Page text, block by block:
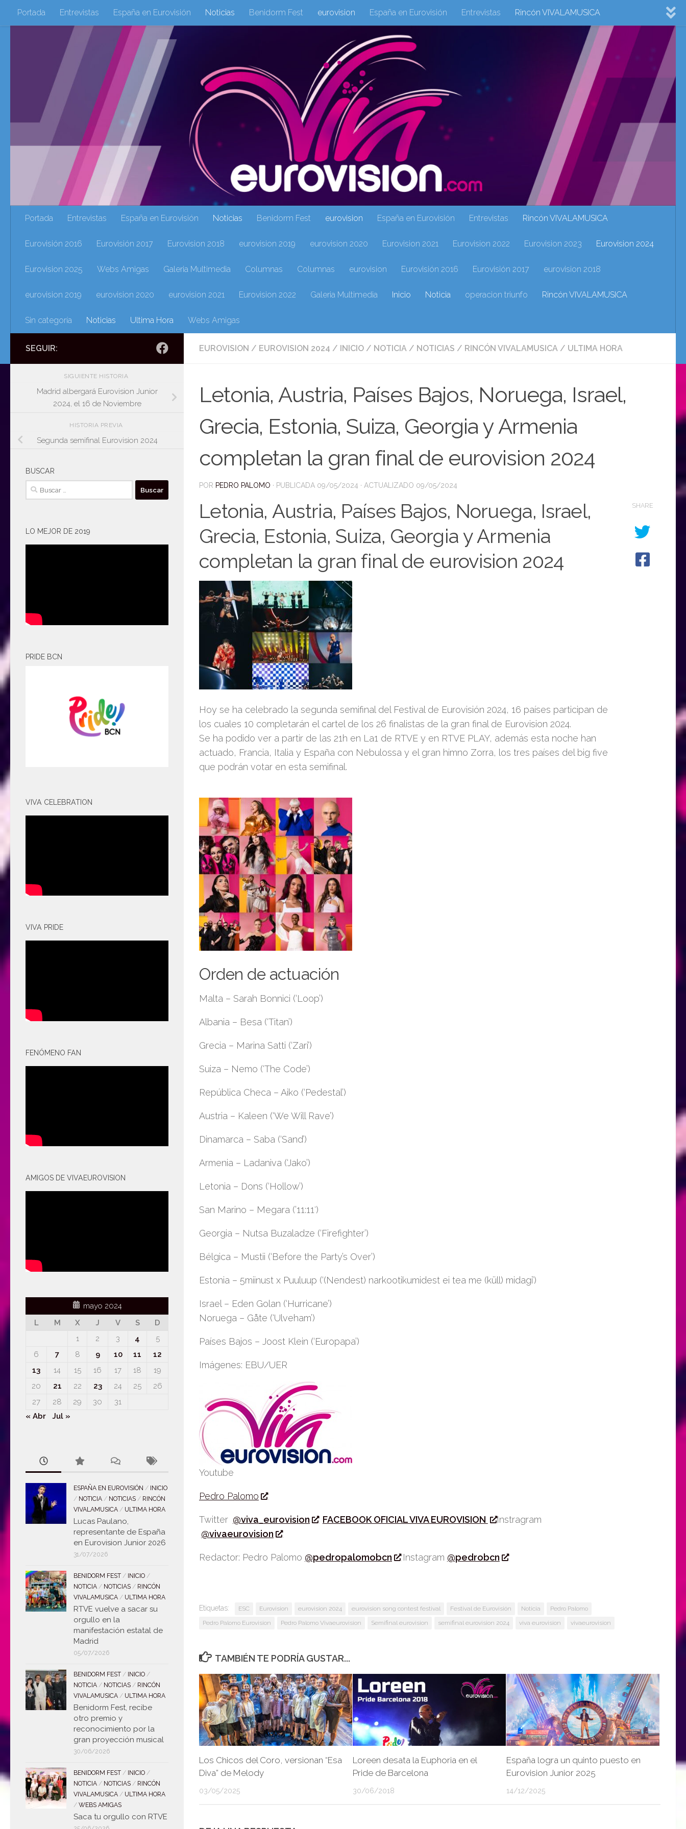
Saltar al contenido
Portada Entrevistas España en Eurovisión Noticias Benidorm Fest eurovision España en Eurovisión Entrevistas Rincón VIVALAMUSICA
Eurovisión 2016 Eurovisión 2017 Eurovision 2018 eurovision 2020 Eurovision 2021 Eurovision 2024
Eurovision 2025 Webs Amigas Galeria Multimedia Columnas Columnas eurovision Eurovisión 2016 eurovision 2018 eurovision 2019
eurovision 2020 eurovision 2021 Eurovision 2022 Galeria Multimedia Inicio Noticia operacion triunfo Rincón VIVALAMUSICA Sin categoría Noticias
Ultima Hora Webs Amigas
Portada Entrevistas España en Eurovisión Noticias Benidorm Fest eurovision España en Eurovisión Entrevistas Rincón VIVALAMUSICA
Eurovisión 2016 Eurovisión 2017 Eurovision 2018 eurovision 2019 eurovision 2020 Eurovision 2021 Eurovision 2022 Eurovision 2023 Eurovision 2024
Eurovision 2025 Webs Amigas Galeria Multimedia Columnas Columnas eurovision Eurovisión 2016 Eurovisión 2017 eurovision 2018
eurovision 2019 eurovision 2020 eurovision 2021 Eurovision 2022 Galeria Multimedia Inicio Noticia operacion triunfo Rincón VIVALAMUSICA
Sin categoría Noticias Ultima Hora Webs Amigas
EUROVISION / EUROVISION 2024 / INICIO / NOTICIA / NOTICIAS / RINCÓN VIVALAMUSICA / ULTIMA HORA
Letonia, Austria, Países Bajos, Noruega, Israel,
Grecia, Estonia, Suiza, Georgia y Armenia
completan la gran final de eurovision 2024
POR PEDRO PALOMO · PUBLICADA 09/05/2024 · ACTUALIZADO 09/05/2024
Letonia, Austria, Países Bajos, Noruega, Israel,
Grecia, Estonia, Suiza, Georgia y Armenia
completan la gran final de eurovision 2024
Hoy se ha celebrado la segunda semifinal del Festival de Eurovisión 2024, 16 países participan de
los cuales 10 completarán el cartel de los 26 finalistas de la gran final de Eurovision 2024.
Se ha podido ver a partir de las 21h en La1 de RTVE y en RTVE PLAY, además esta noche han
actuado, Francia, Italia y España con Nebulossa y el gran himno Zorra, los tres países del big five
que podrán votar en esta semifinal.
Orden de actuación
Malta – Sarah Bonnici (‘Loop’)
Albania – Besa (‘Titan’)
Grecia – Marina Satti (‘Zari’)
Suiza – Nemo (‘The Code’)
República Checa – Aiko (‘Pedestal’)
Austria – Kaleen (‘We Will Rave’)
Dinamarca – Saba (‘Sand’)
Armenia – Ladaniva (‘Jako’)
Letonia – Dons (‘Hollow’)
San Marino – Megara (’11:11′)
Georgia – Nutsa Buzaladze (‘Firefighter’)
Bélgica – Mustii (‘Before the Party’s Over’)
Estonia – 5miinust x Puuluup (‘(Nendest) narkootikumidest ei tea me (küll) midagi’)
Israel – Eden Golan (‘Hurricane’)
Noruega – Gåte (‘Ulveham’)
Países Bajos – Joost Klein (‘Europapa’)
Imágenes: EBU/UER
Youtube
Pedro Palomo
Twitter @viva_eurovision FACEBOOK OFICIAL VIVA EUROVISION
Instragram
@vivaeurovision
Redactor: Pedro Palomo @pedropalomobcn Instagram @pedrobcn
SHARE
Etiquetas: ESC Eurovision eurovision 2024 eurovision song contest festival Festival de Eurovisión Noticia
Pedro Palomo
Pedro Palomo Eurovision
Pedro Palomo Vivaeurovision Semifinal eurovision semifinal eurovision 2024 viva eurovision vivaeurovision
TAMBIÉN TE PODRÍA GUSTAR...
Los Chicos del Coro, versionan “Esa
Diva” de Melody
03/05/2025
Loreen desata la Euphoria en el
Pride de Barcelona
30/06/2018
España logra un quinto puesto en
Eurovision Junior 2025
14/12/2025
SEGUIR:
SIGUIENTE HISTORIA
Madrid albergará Eurovision Junior
2024, el 16 de Noviembre
HISTORIA PREVIA
Segunda semifinal Eurovision 2024
BUSCAR
Buscar:
LO MEJOR DE 2019
PRIDE BCN
VIVA CELEBRATION
VIVA PRIDE
FENÓMENO FAN
AMIGOS DE VIVAEUROVISION
mayo 2024
L
M X J V S
D
1
2 3 4
5
6
7 8 9 10 11
12
13
14 15 16 17 18
19
20
21 22 23 24 25
26
27
28 29 30
31
« Abr
Jul »
ESPAÑA EN EUROVISIÓN / INICIO
/ NOTICIA / NOTICIAS / RINCÓN
VIVALAMUSICA / ULTIMA HORA
Lucas Paulano,
representante de España
en Eurovision Junior 2026
31/07/2026
BENIDORM FEST / INICIO /
NOTICIA / NOTICIAS / RINCÓN
VIVALAMUSICA / ULTIMA HORA
RTVE vuelve a sacar su
orgullo en la
manifestación estatal de
Madrid
05/07/2026
BENIDORM FEST / INICIO /
NOTICIA / NOTICIAS / RINCÓN
VIVALAMUSICA / ULTIMA HORA
Benidorm Fest, recibe
otro premio y
reconocimiento por la
gran proyección musical
30/06/2026
BENIDORM FEST / INICIO /
NOTICIA / NOTICIAS / RINCÓN
VIVALAMUSICA / ULTIMA HORA
/ WEBS AMIGAS
Saca tu orgullo con RTVE